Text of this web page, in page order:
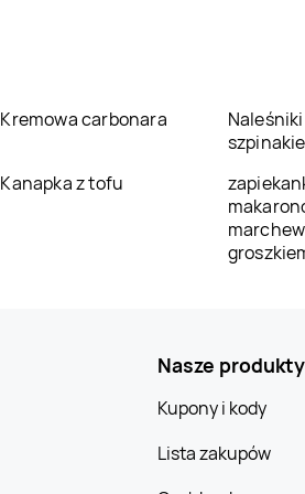
Kremowa carbonara
Kanapka z tofu
Nasze produkty
Kupony i kody
Lista zakupów